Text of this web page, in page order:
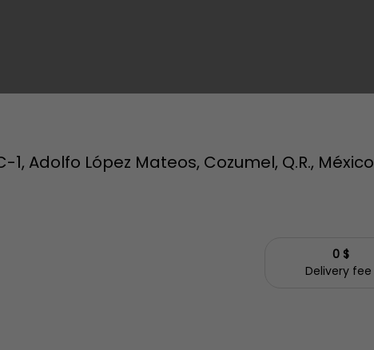
Adolfo López Mateos, Cozumel, Q.R., México
0 $
Delivery fee